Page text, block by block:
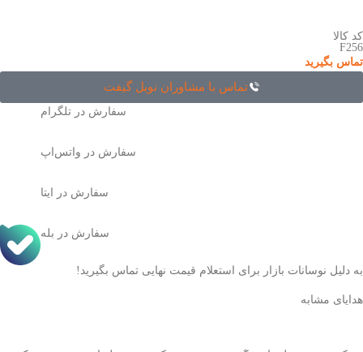
کد کالا
F256
تماس بگیرید
تماس با مشاوران نوبل گیفت
سفارش در تلگرام
سفارش در واتس‌اپ
سفارش در ایتا
سفارش در بله
به دلیل نوسانات بازار برای استعلام قیمت نهایی تماس بگیرید!
هدایای مشابه